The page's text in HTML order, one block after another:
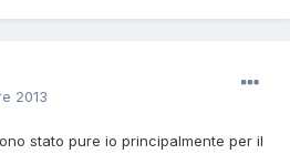
2013
stato pure io principalmente per il